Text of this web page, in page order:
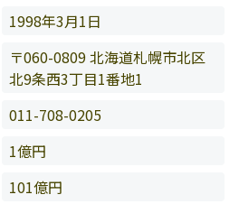
1998年3月1日
〒060-0809 北海道札幌市北区
北9条西3丁目1番地1
011-708-0205
1億円
101億円